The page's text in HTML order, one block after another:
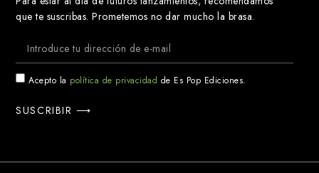
que te suscribas. Prometemos no dar mucho la brasa.
Acepto la política de privacidad de Es Pop Ediciones.
SUSCRIBIR ⟶